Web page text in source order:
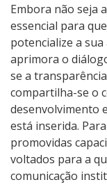
Embora não seja
essencial para
potencialize a sua
aprimora o
se a
compartilha-se o
desenvolvimento
está inserida.
promovidas
voltados para a
comunicação